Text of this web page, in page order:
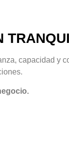
capacidad y